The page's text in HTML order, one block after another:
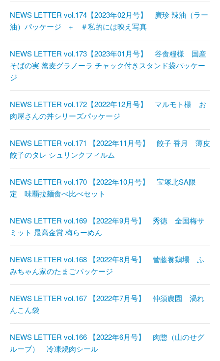
NEWS LETTER vol.174【2023年02月号】 廣珍 辣油（ラー
油）パッケージ + ＃私的には映え写真
NEWS LETTER vol.173【2023年01月号】 谷食糧様 国産
そばの実 蕎麦グラノーラ チャック付きスタンド袋パッケー
ジ
NEWS LETTER vol.172【2022年12月号】 マルモト様 お
肉屋さんの丼シリーズパッケージ
NEWS LETTER vol.171 【2022年11月号】 餃子 香月 薄皮
餃子のタレ シュリンクフィルム
NEWS LETTER vol.170 【2022年10月号】 宝塚北SA限
定 味覇拉麺食べ比べセット
NEWS LETTER vol.169 【2022年9月号】 秀徳 全国梅サ
ミット 最高金賞 梅らーめん
NEWS LETTER vol.168 【2022年8月号】 菅藤養鶏場 ふ
みちゃん家のたまごパッケージ
NEWS LETTER vol.167 【2022年7月号】 仲須農園 渦れ
んこん袋
NEWS LETTER vol.166 【2022年6月号】 肉惣（山のせグ
ループ） 冷凍焼肉シール